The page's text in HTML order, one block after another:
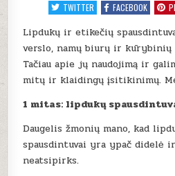
TWITTER FACEBOOK
Lipdukų ir etikečių
verslo, namų biurų ir
Tačiau apie jų naudojimą ir
mitų ir klaidingų įsitikinimų.
1 mitas: lipdukų
Daugelis žmonių mano, kad
spausdintuvai yra ypač didelė
neatsipirks.